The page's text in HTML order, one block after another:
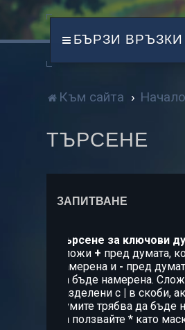
БЪРЗИ ВРЪЗКИ
Към сайта
ТЪРСЕНЕ
ЗАПИТВАНЕ
Търсене за ключови
Сложи + пред думата,
намерена и - пред
да бъде намерена.
разделени с | в скоби,
думите трябва да
да ползвайте * като